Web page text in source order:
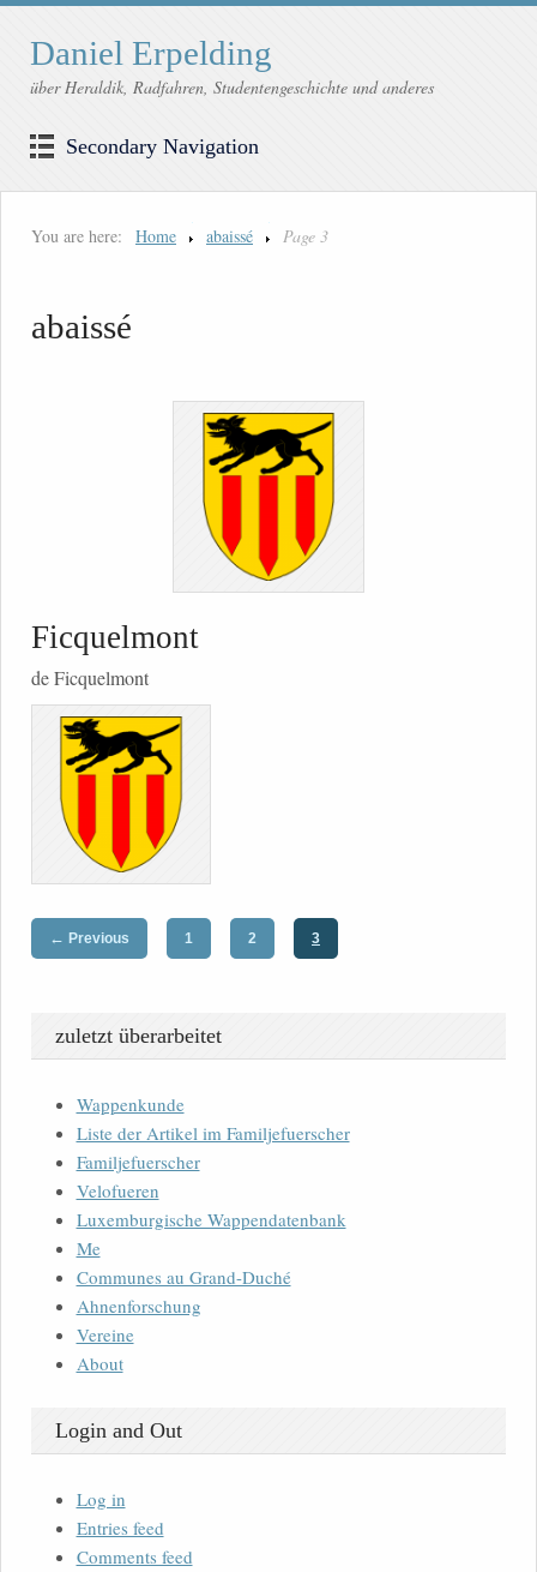
Daniel Erpelding
über Heraldik, Radfahren, Studentengeschichte und anderes
Secondary Navigation
You are here: Home abaissé Page 3
abaissé
Ficquelmont
de Ficquelmont
← Previous 1 2 3
zuletzt überarbeitet
Wappenkunde
Liste der Artikel im Familjefuerscher
Familjefuerscher
Velofueren
Luxemburgische Wappendatenbank
Me
Communes au Grand-Duché
Ahnenforschung
Vereine
About
Login and Out
Log in
Entries feed
Comments feed